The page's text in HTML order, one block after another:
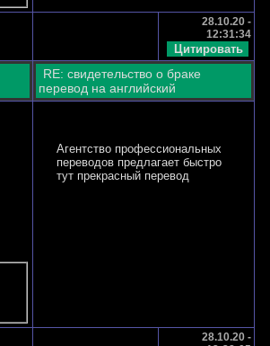
28.10.20 -
12:31:34
RE: свидетельство о браке
перевод на английский
Агентство профессиональных
переводов предлагает быстро
тут прекрасный перевод
28.10.20 -